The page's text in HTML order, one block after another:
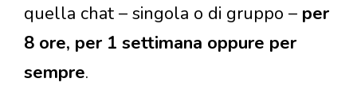
quella chat – singola o di gruppo – per
8 ore, per 1 settimana oppure per
sempre.